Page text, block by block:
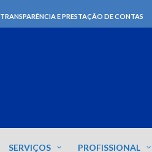
TRANSPARÊNCIA E PRESTAÇÃO DE CONTAS
SERVIÇOS PROFISSIONAL